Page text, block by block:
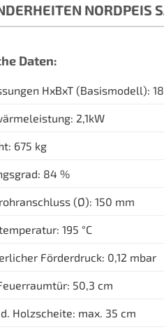
NORDPEIS
Daten:
HxBxT (Basismodell):
2,1kW
675 kg
84 %
(Ø): 150 mm
195 °C
Förderdruck: 0,12 mbar
50,3 cm
Holzscheite: max. 35 cm